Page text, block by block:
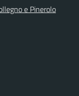
e Pinerolo